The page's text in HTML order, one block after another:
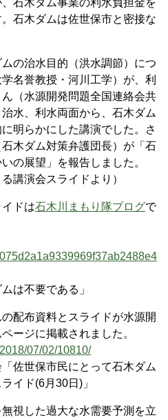
石木ダムは佐世保市と密接な
の治水目的（洪水調節）につ
名誉教授・河川工学）が、利
（水源開発問題全国連絡会共
水、利水両面から、石木ダム
明らかにした講演でした。さ
木ダム対策弁護団長）が「石
の展望」を報告しました。
講演会スライドより）
ドは石木川まもり隊ブログで
は不要である」
配布資料とスライドが水源開
ージに掲載されました。
07/02/10810/
佐世保市民にとって石木ダム
イド(6月30日)」
視した過大な水需要予測を立